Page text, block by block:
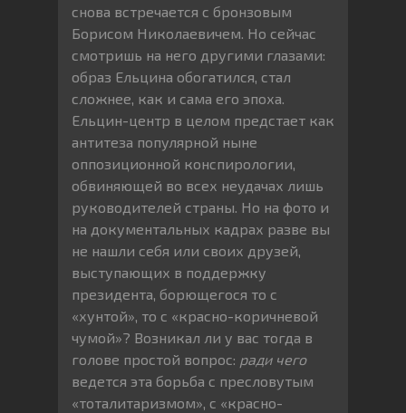
снова встречается с бронзовым
Борисом Николаевичем. Но сейчас
смотришь на него другими глазами:
образ Ельцина обогатился, стал
сложнее, как и сама его эпоха.
Ельцин-центр в целом предстает как
антитеза популярной ныне
оппозиционной конспирологии,
обвиняющей во всех неудачах лишь
руководителей страны. Но на фото и
на документальных кадрах разве вы
не нашли себя или своих друзей,
выступающих в поддержку
президента, борющегося то с
«хунтой», то с «красно-коричневой
чумой»? Возникал ли у вас тогда в
голове простой вопрос: ради чего
ведется эта борьба с пресловутым
«тоталитаризмом», с «красно-